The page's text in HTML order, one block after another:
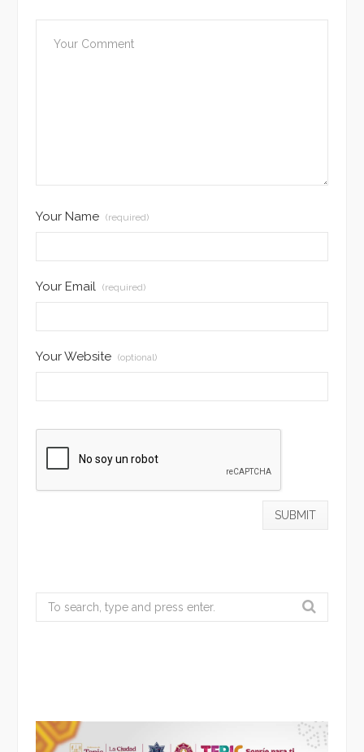
Your Name (required)
Your Email (required)
Your Website (optional)
Search
for: